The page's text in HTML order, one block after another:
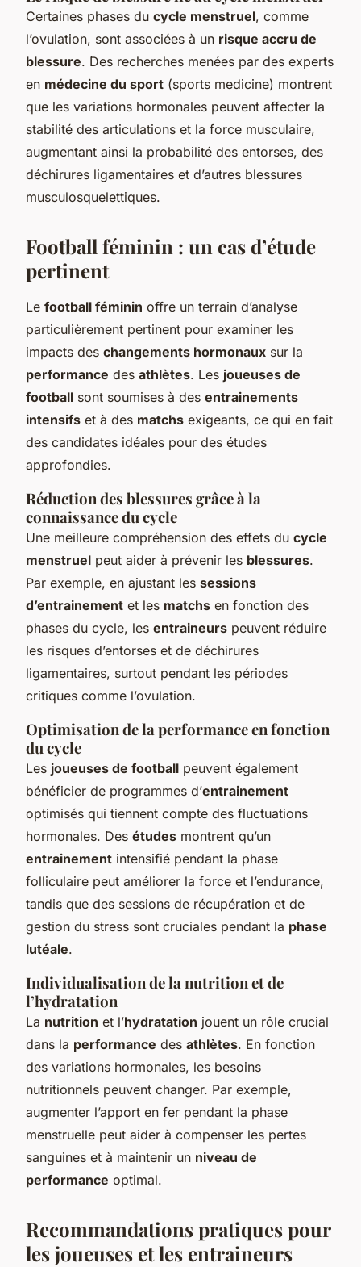
Certaines phases du cycle menstruel, comme
l’ovulation, sont associées à un risque accru de
blessure. Des recherches menées par des experts
en médecine du sport (sports medicine) montrent
que les variations hormonales peuvent affecter la
stabilité des articulations et la force musculaire,
augmentant ainsi la probabilité des entorses, des
déchirures ligamentaires et d’autres blessures
musculosquelettiques.
Football féminin : un cas d’étude
pertinent
Le football féminin offre un terrain d’analyse
particulièrement pertinent pour examiner les
impacts des changements hormonaux sur la
performance des athlètes. Les joueuses de
football sont soumises à des entrainements
intensifs et à des matchs exigeants, ce qui en fait
des candidates idéales pour des études
approfondies.
Réduction des blessures grâce à la
connaissance du cycle
Une meilleure compréhension des effets du cycle
menstruel peut aider à prévenir les blessures.
Par exemple, en ajustant les sessions
d’entrainement et les matchs en fonction des
phases du cycle, les entraineurs peuvent réduire
les risques d’entorses et de déchirures
ligamentaires, surtout pendant les périodes
critiques comme l’ovulation.
Optimisation de la performance en fonction
du cycle
Les joueuses de football peuvent également
bénéficier de programmes d’entrainement
optimisés qui tiennent compte des fluctuations
hormonales. Des études montrent qu’un
entrainement intensifié pendant la phase
folliculaire peut améliorer la force et l’endurance,
tandis que des sessions de récupération et de
gestion du stress sont cruciales pendant la phase
lutéale.
Individualisation de la nutrition et de
l’hydratation
La nutrition et l’hydratation jouent un rôle crucial
dans la performance des athlètes. En fonction
des variations hormonales, les besoins
nutritionnels peuvent changer. Par exemple,
augmenter l’apport en fer pendant la phase
menstruelle peut aider à compenser les pertes
sanguines et à maintenir un niveau de
performance optimal.
Recommandations pratiques pour
les joueuses et les entraineurs